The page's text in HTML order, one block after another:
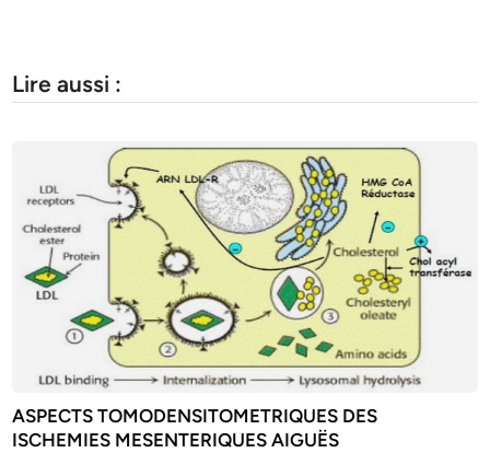
Lire aussi :
ASPECTS TOMODENSITOMETRIQUES DES
ISCHEMIES MESENTERIQUES AIGUËS